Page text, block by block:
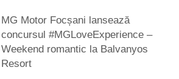
MG Motor Focșani lansează
concursul #MGLoveExperience –
Weekend romantic la Balvanyos
Resort